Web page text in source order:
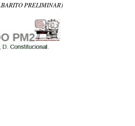
PRELIMINAR)